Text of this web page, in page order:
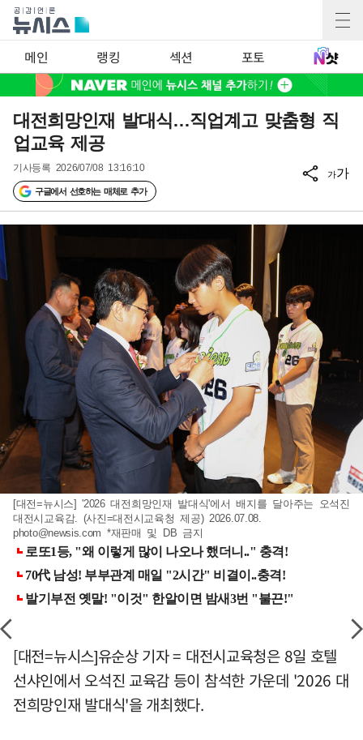
메인 랭킹 섹션 포토
대전희망인재 발대식…직업계고 맞춤형 직
업교육 제공
기사등록 2026/07/08 13:16:10
구글에서 선호하는 매체로 추가
가가
[대전=뉴시스] '2026 대전희망인재 발대식'에서 배지를 달아주는 오석진
대전시교육감. (사진=대전시교육청 제공) 2026.07.08.
photo@newsis.com *재판매 및 DB 금지
[대전=뉴시스]유순상 기자 = 대전시교육청은 8일 호텔
선샤인에서 오석진 교육감 등이 참석한 가운데 '2026 대
전희망인재 발대식'을 개최했다.